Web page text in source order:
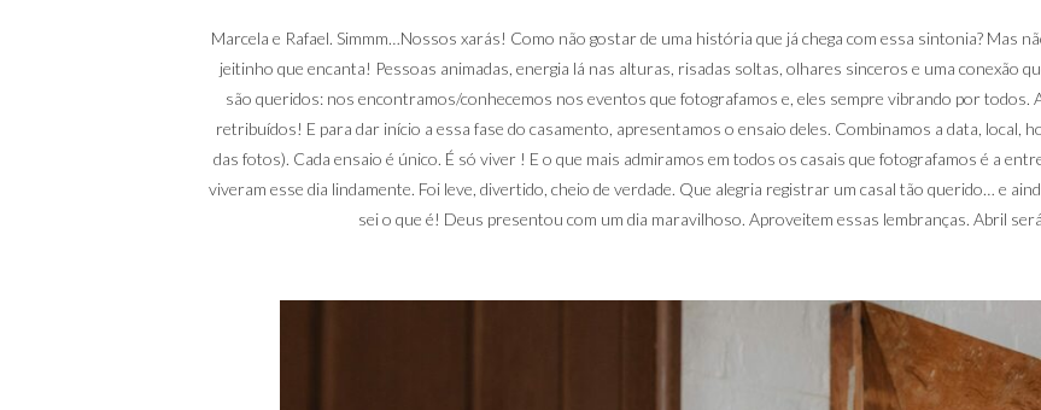
Marcela e Rafael. Simmm…Nossos xarás! Como não gostar de uma história que já chega com essa sintonia? Mas
jeitinho que encanta! Pessoas animadas, energia lá nas alturas, risadas soltas, olhares sinceros e uma conexão
são queridos: nos encontramos/conhecemos nos eventos que fotografamos e, eles sempre vibrando por todos.
retribuídos! E para dar início a essa fase do casamento, apresentamos o ensaio deles. Combinamos a data, local,
das fotos). Cada ensaio é único. É só viver ! E o que mais admiramos em todos os casais que fotografamos é a
viveram esse dia lindamente. Foi leve, divertido, cheio de verdade. Que alegria registrar um casal tão querido… e
sei o que é! Deus presentou com um dia maravilhoso. Aproveitem essas lembranças. Abril